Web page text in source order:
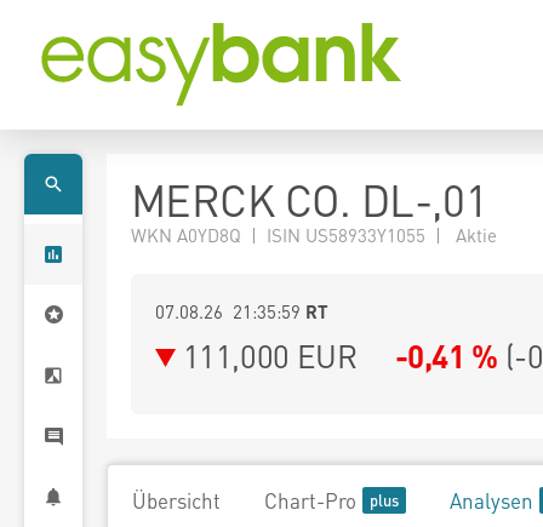
MERCK CO. DL-,01
WKN A0YD8Q | ISIN US58933Y1055 | Aktie
07.08.26 21:35:59 RT
111,000 EUR -0,41 % (-
Übersicht Chart-Pro Analysen